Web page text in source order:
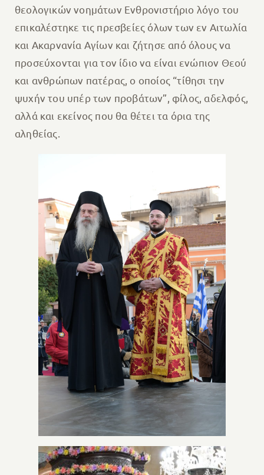
θεολογικών νοημάτων Ενθρονιστήριο λόγο του
επικαλέστηκε τις πρεσβείες όλων των εν Αιτωλία
και Ακαρνανία Αγίων και ζήτησε από όλους να
προσεύχονται για τον ίδιο να είναι ενώπιον Θεού
και ανθρώπων πατέρας, ο οποίος “τίθησι την
ψυχήν του υπέρ των προβάτων”, φίλος, αδελφός,
αλλά και εκείνος που θα θέτει τα όρια της
αληθείας.